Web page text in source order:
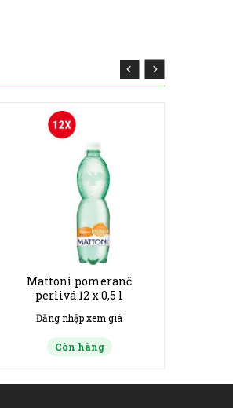
Mattoni pomeranč
perlivá 12 x 0,5 l
Đăng nhập xem giá
Còn hàng